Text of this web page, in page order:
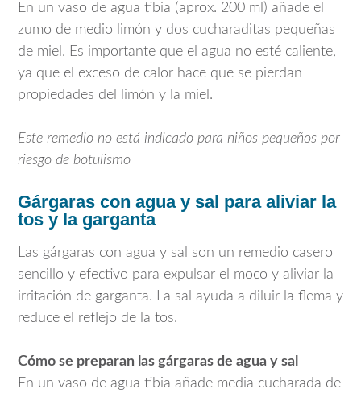
En un vaso de agua tibia (aprox. 200 ml) añade el
zumo de medio limón y dos cucharaditas pequeñas
de miel. Es importante que el agua no esté caliente,
ya que el exceso de calor hace que se pierdan
propiedades del limón y la miel.
Este remedio no está indicado para niños pequeños por
riesgo de botulismo
Gárgaras con agua y sal para aliviar la
tos y la garganta
Las gárgaras con agua y sal son un remedio casero
sencillo y efectivo para expulsar el moco y aliviar la
irritación de garganta. La sal ayuda a diluir la flema y
reduce el reflejo de la tos.
Cómo se preparan las gárgaras de agua y sal
En un vaso de agua tibia añade media cucharada de